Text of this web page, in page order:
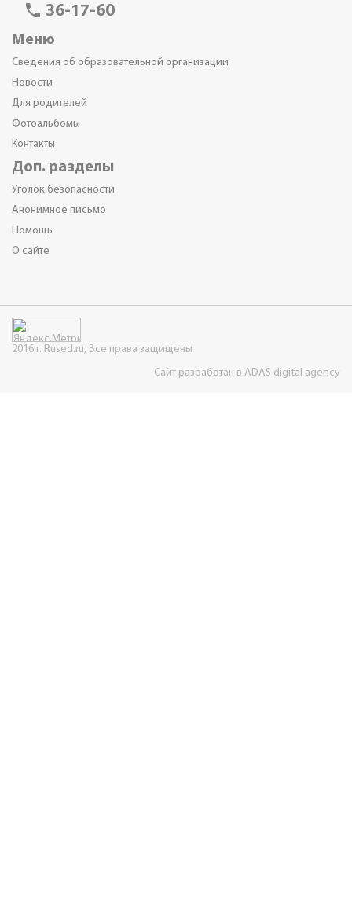
phone 36-17-60
Меню
Сведения об образовательной организации
Новости
Для родителей
Фотоальбомы
Контакты
Доп. разделы
Уголок безопасности
Анонимное письмо
Помощь
О сайте
2016 г. Rused.ru, Все права защищены
Сайт разработан в ADAS digital agency